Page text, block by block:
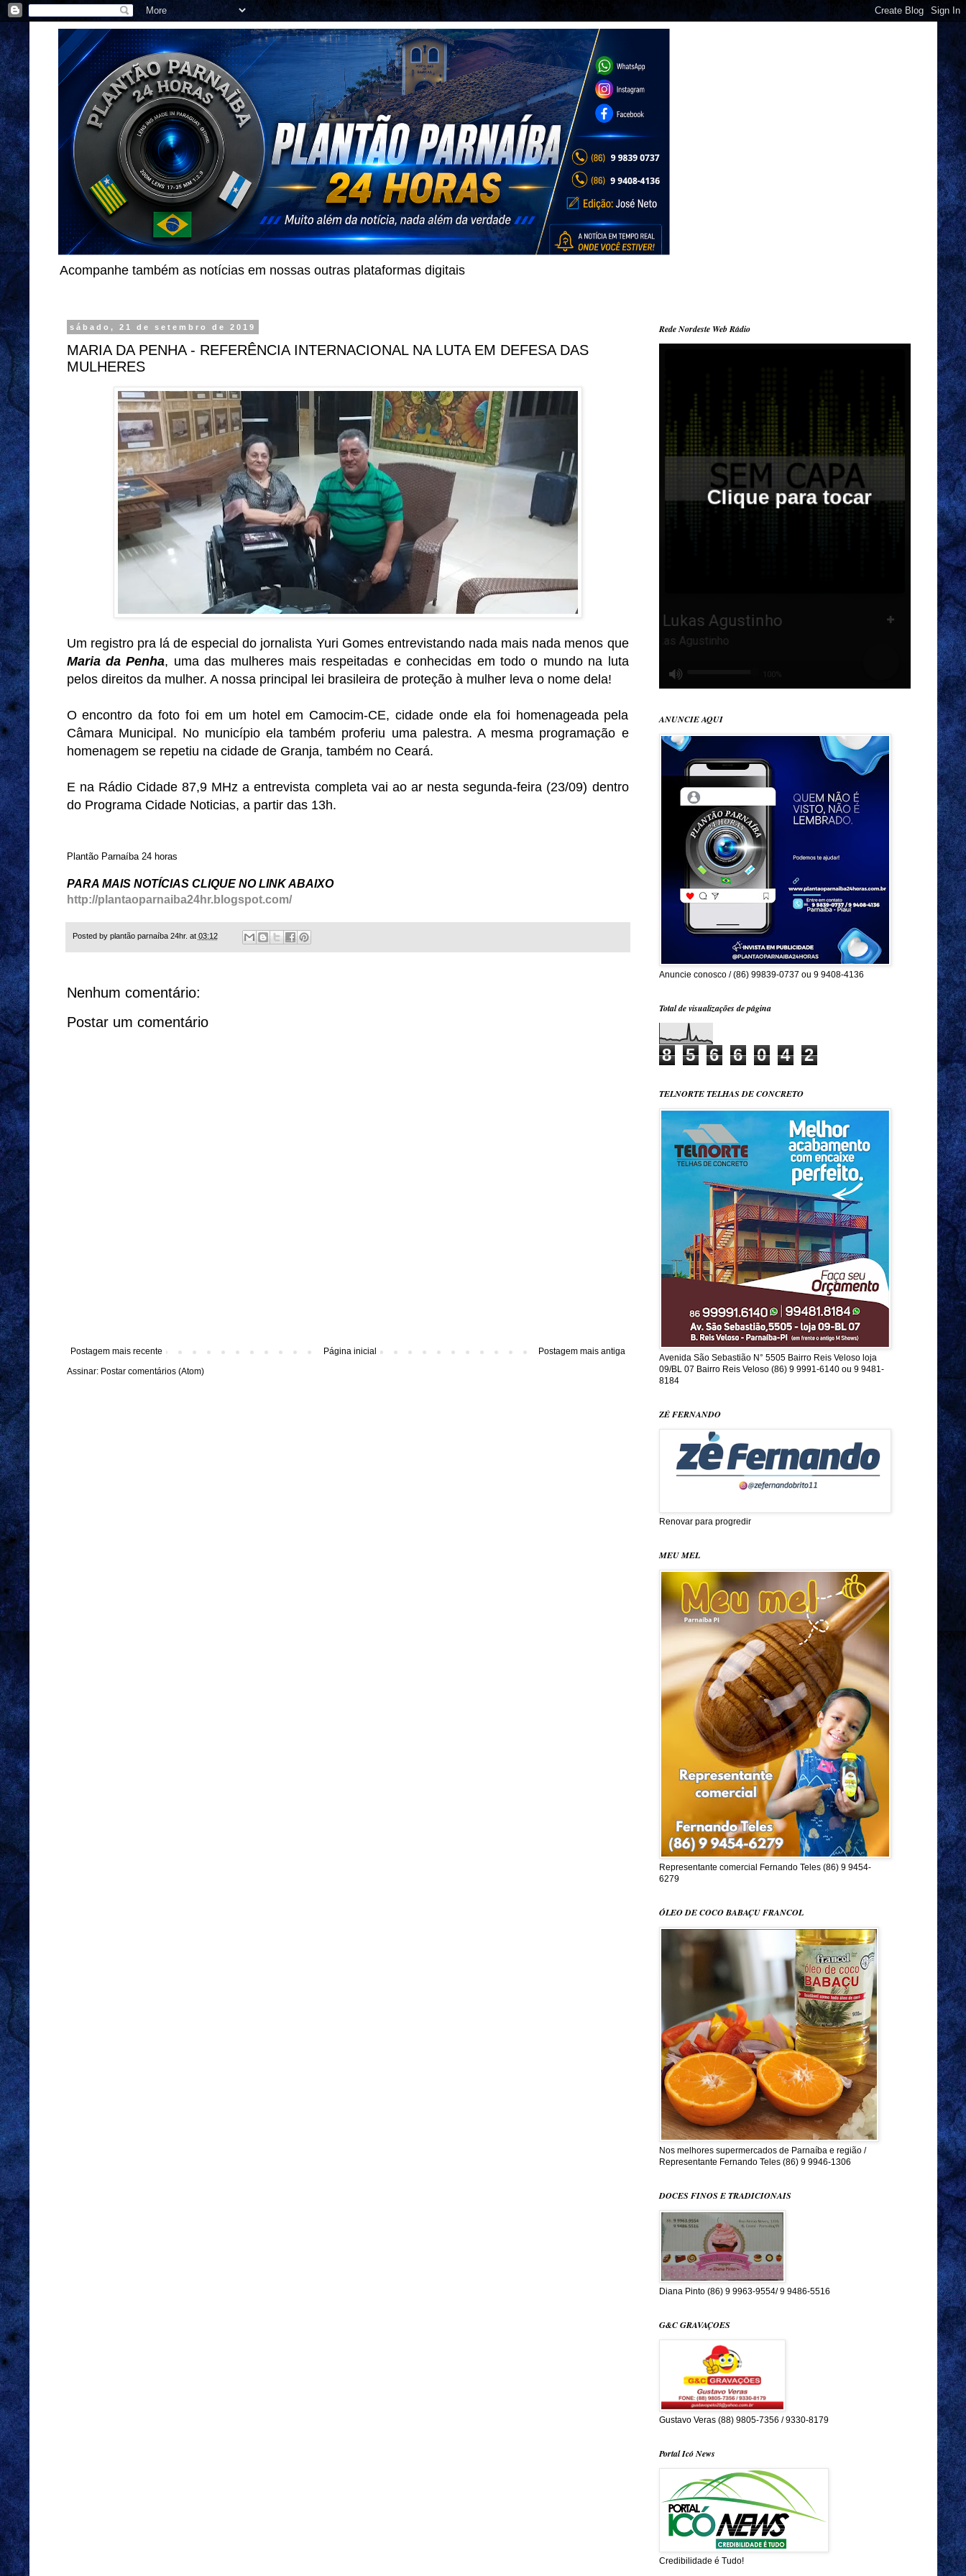
Acompanhe também as notícias em nossas outras plataformas digitais
sábado, 21 de setembro de 2019
MARIA DA PENHA - REFERÊNCIA INTERNACIONAL NA LUTA EM DEFESA DAS
MULHERES
Um registro pra lá de especial do jornalista Yuri Gomes entrevistando nada mais nada menos que
Maria da Penha, uma das mulheres mais respeitadas e conhecidas em todo o mundo na luta
pelos direitos da mulher. A nossa principal lei brasileira de proteção à mulher leva o nome dela!
O encontro da foto foi em um hotel em Camocim-CE, cidade onde ela foi homenageada pela
Câmara Municipal. No município ela também proferiu uma palestra. A mesma programação e
homenagem se repetiu na cidade de Granja, também no Ceará.
E na Rádio Cidade 87,9 MHz a entrevista completa vai ao ar nesta segunda-feira (23/09) dentro
do Programa Cidade Noticias, a partir das 13h.
Plantão Parnaíba 24 horas
PARA MAIS NOTÍCIAS CLIQUE NO LINK ABAIXO
http://plantaoparnaiba24hr.blogspot.com/
Posted by plantão parnaíba 24hr. at 03:12
Nenhum comentário:
Postar um comentário
Postagem mais recente Postagem mais antiga
Página inicial
Assinar: Postar comentários (Atom)
Rede Nordeste Web Rádio
ANUNCIE AQUI
Anuncie conosco / (86) 99839-0737 ou 9 9408-4136
Total de visualizações de página
8 5 6 6 0 4 2
TELNORTE TELHAS DE CONCRETO
Avenida São Sebastião N° 5505 Bairro Reis Veloso loja
09/BL 07 Bairro Reis Veloso (86) 9 9991-6140 ou 9 9481-
8184
ZÉ FERNANDO
Renovar para progredir
MEU MEL
Representante comercial Fernando Teles (86) 9 9454-
6279
ÓLEO DE COCO BABAÇU FRANCOL
Nos melhores supermercados de Parnaíba e região /
Representante Fernando Teles (86) 9 9946-1306
DOCES FINOS E TRADICIONAIS
Diana Pinto (86) 9 9963-9554/ 9 9486-5516
G&C GRAVAÇOES
Gustavo Veras (88) 9805-7356 / 9330-8179
Portal Icó News
Credibilidade é Tudo!